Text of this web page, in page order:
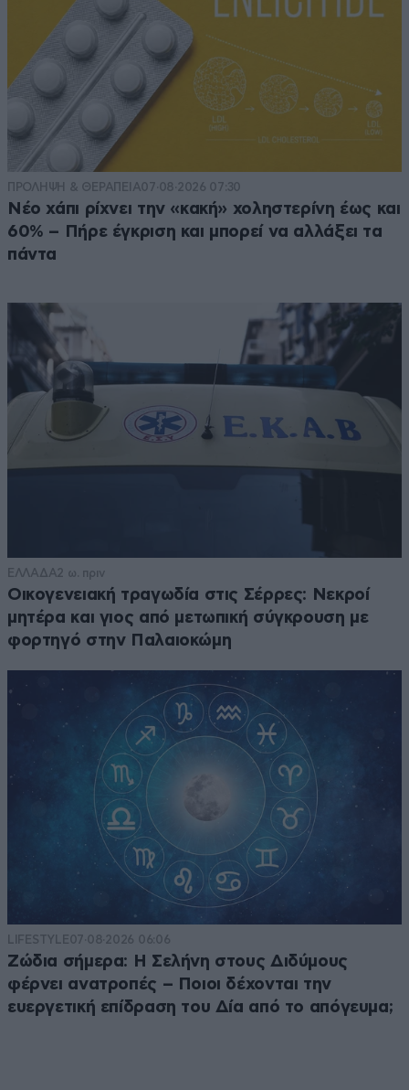
ΠΡΟΛΗΨΗ & ΘΕΡΑΠΕΙΑ07·08·2026 07:30
Νέο χάπι ρίχνει την «κακή» χοληστερίνη έως και
60% – Πήρε έγκριση και μπορεί να αλλάξει τα
πάντα
ΕΛΛΑΔΑ2 ω. πριν
Οικογενειακή τραγωδία στις Σέρρες: Νεκροί
μητέρα και γιος από μετωπική σύγκρουση με
φορτηγό στην Παλαιοκώμη
LIFESTYLE07·08·2026 06:06
Ζώδια σήμερα: Η Σελήνη στους Διδύμους
φέρνει ανατροπές – Ποιοι δέχονται την
ευεργετική επίδραση του Δία από το απόγευμα;